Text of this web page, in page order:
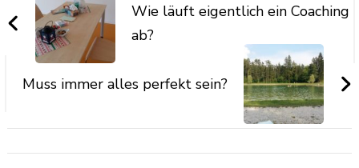
Wie läuft eigentlich ein Coaching
ab?
Muss immer alles perfekt sein?